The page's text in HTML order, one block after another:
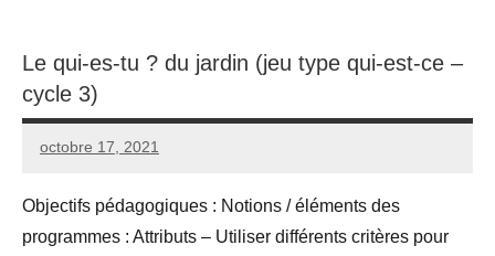
Le qui-es-tu ? du jardin (jeu type qui-est-ce –
cycle 3)
octobre 17, 2021
Seg0_La_Vraie
2
Objectifs pédagogiques : Notions / éléments des
programmes : Attributs – Utiliser différents critères pour